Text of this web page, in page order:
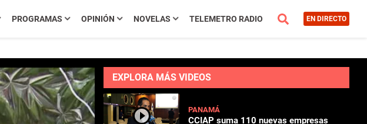
PROGRAMAS OPINIÓN NOVELAS TELEMETRO RADIO EN DIRECTO
EXPLORA MÁS VIDEOS
PANAMÁ
CCIAP suma 110 nuevas empresas